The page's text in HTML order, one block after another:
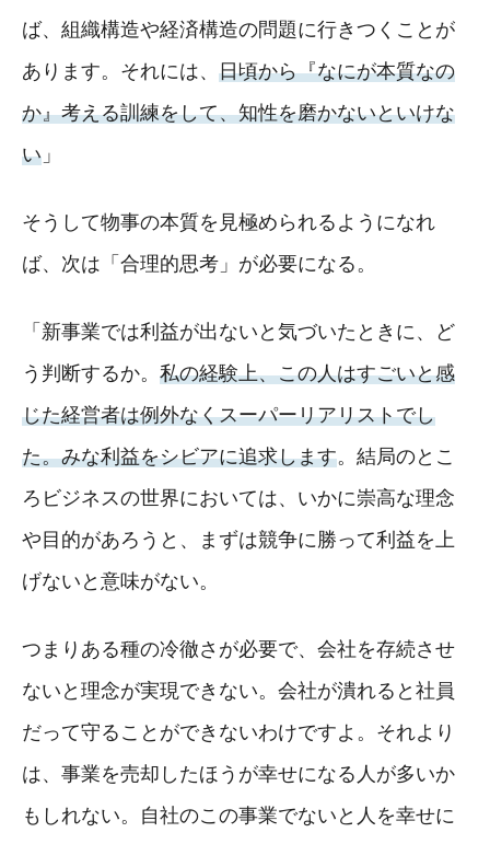
ば、組織構造や経済構造の問題に行きつくことが
あります。それには、 日頃から『なにが本質なの
か』考える訓練をして、知性を磨かないといけな
い 」
そうして物事の本質を見極められるようになれ
ば、次は「合理的思考」が必要になる。
「新事業では利益が出ないと気づいたときに、ど
う判断するか。 私の経験上、この人はすごいと感
じた経営者は例外なくスーパーリアリストでし
た。みな利益をシビアに追求します。結局のとこ
ろビジネスの世界においては、いかに崇高な理念
や目的があろうと、まずは競争に勝って利益を上
げないと意味がない。
つまりある種の冷徹さが必要で、会社を存続させ
ないと理念が実現できない。会社が潰れると社員
だって守ることができないわけですよ。それより
は、事業を売却したほうが幸せになる人が多いか
もしれない。自社のこの事業でないと人を幸せに